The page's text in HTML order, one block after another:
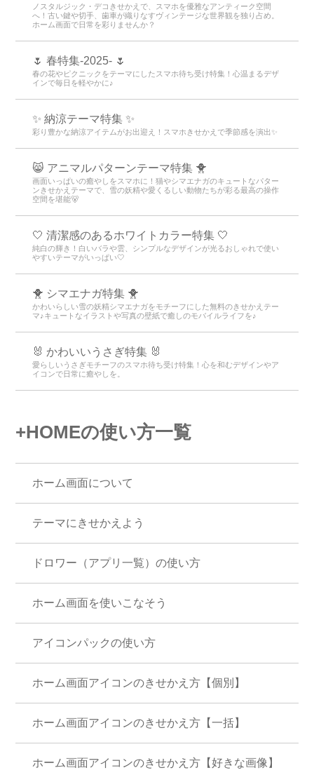
ノスタルジック・デコきせかえで、スマホを優雅なアンティーク空間
へ！古い鍵や切手、歯車が織りなすヴィンテージな世界観を独り占め。
ホーム画面で日常を彩りませんか？
🌷 春特集-2025- 🌷
春の花やピクニックをテーマにしたスマホ待ち受け特集！心温まるデザ
インで毎日を軽やかに♪
✨ 納涼テーマ特集 ✨
彩り豊かな納涼アイテムがお出迎え！スマホきせかえで季節感を演出✨
😸 アニマルパターンテーマ特集 🐥
画面いっぱいの癒やしをスマホに！猫やシマエナガのキュートなパター
ンきせかえテーマで、雪の妖精や愛くるしい動物たちが彩る最高の操作
空間を堪能🐻
🤍 清潔感のあるホワイトカラー特集 🤍
純白の輝き！白いバラや雲、シンプルなデザインが光るおしゃれで使い
やすいテーマがいっぱい🤍
🐥 シマエナガ特集 🐥
かわいらしい雪の妖精シマエナガをモチーフにした無料のきせかえテー
マ♪キュートなイラストや写真の壁紙で癒しのモバイルライフを♪
🐰 かわいいうさぎ特集 🐰
愛らしいうさぎモチーフのスマホ待ち受け特集！心を和むデザインやア
イコンで日常に癒やしを。
+HOMEの使い方一覧
ホーム画面について
テーマにきせかえよう
ドロワー（アプリ一覧）の使い方
ホーム画面を使いこなそう
アイコンパックの使い方
ホーム画面アイコンのきせかえ方【個別】
ホーム画面アイコンのきせかえ方【一括】
ホーム画面アイコンのきせかえ方【好きな画像】